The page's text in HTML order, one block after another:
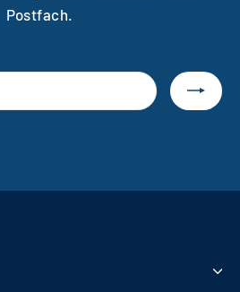
Postfach.
E-
Adresse
Abonnieren